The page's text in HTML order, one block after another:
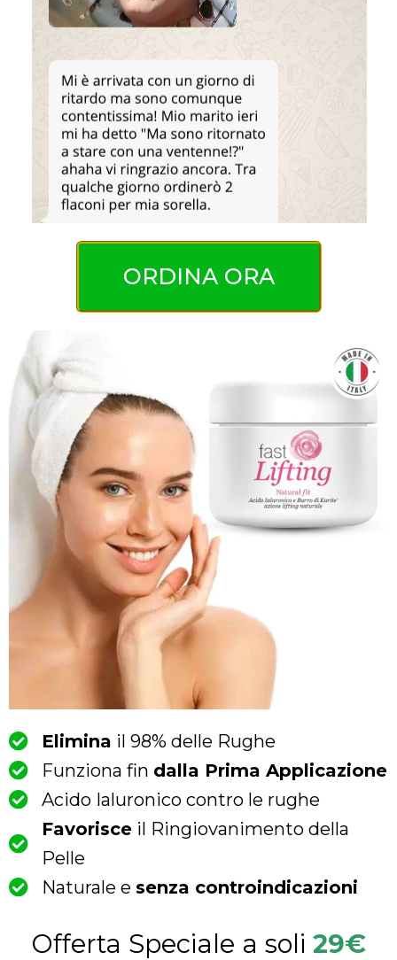
ORDINA ORA
Elimina il 98% delle Rughe
Funziona fin dalla Prima Applicazione
Acido Ialuronico contro le rughe
Favorisceil Ringiovanimento della
Pelle
Naturale e senza controindicazioni
Offerta Speciale a soli 29€